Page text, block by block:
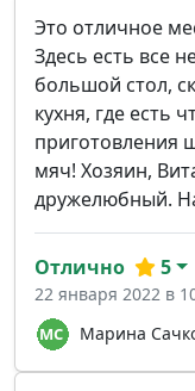
Это отличное
Здесь есть все
большой стол,
кухня, где есть
приготовления
мяч! Хозяин,
дружелюбный.
Марина
Отлично 5
22 января 2022 в